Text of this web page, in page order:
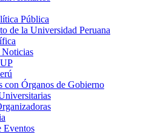
Pública
de la Universidad Peruana
con Órganos de Gobierno
Eventos